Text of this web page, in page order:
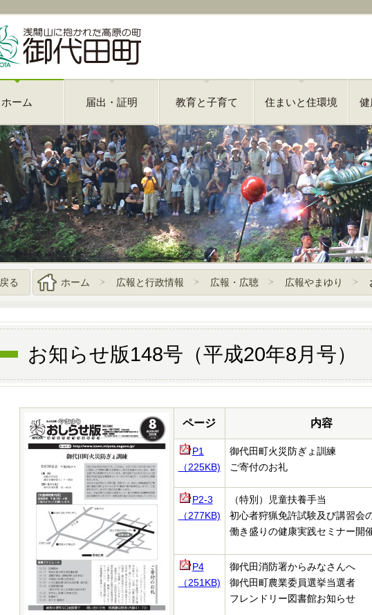
ホーム 届出・証明 教育と子育て 住まいと住環境 健
戻る ホーム 広報と行政情報 広報・広聴 広報やまゆり
お知らせ版148号（平成20年8月号）
ページ 内容
P1
（225KB)
御代田町火災防ぎょ訓練
ご寄付のお礼
P2-3
（277KB)
（特別）児童扶養手当
初心者狩猟免許試験及び講習会
働き盛りの健康実践セミナー開
P4
（251KB)
御代田消防署からみなさんへ
御代田町農業委員選挙当選者
フレンドリー図書館お知らせ